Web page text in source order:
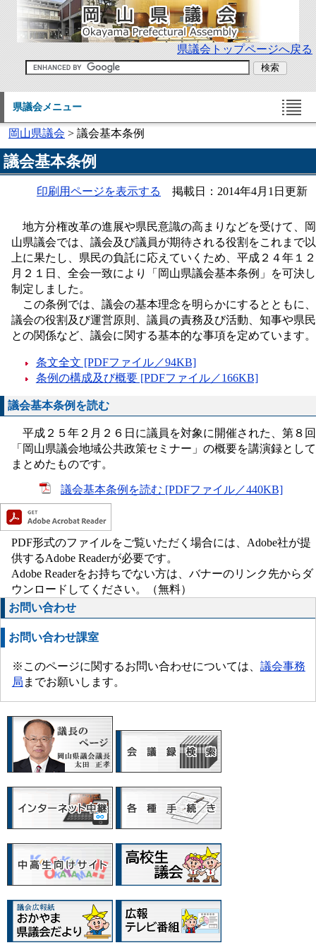
県議会トップページへ戻る
県議会メニュー
岡山県議会 > 議会基本条例
議会基本条例
印刷用ページを表示する 掲載日：2014年4月1日更新
地方分権改革の進展や県民意識の高まりなどを受けて、岡
山県議会では、議会及び議員が期待される役割をこれまで以
上に果たし、県民の負託に応えていくため、平成２４年１２
月２１日、全会一致により「岡山県議会基本条例」を可決し
制定しました。
この条例では、議会の基本理念を明らかにするとともに、
議会の役割及び運営原則、議員の責務及び活動、知事や県民
との関係など、議会に関する基本的な事項を定めています。
条文全文 [PDFファイル／94KB]
条例の構成及び概要 [PDFファイル／166KB]
議会基本条例を読む
平成２５年２月２６日に議員を対象に開催された、第８回
「岡山県議会地域公共政策セミナー」の概要を講演録として
まとめたものです。
議会基本条例を読む [PDFファイル／440KB]
PDF形式のファイルをご覧いただく場合には、Adobe社が提
供するAdobe Readerが必要です。
Adobe Readerをお持ちでない方は、バナーのリンク先からダ
ウンロードしてください。（無料）
お問い合わせ
お問い合わせ課室
※このページに関するお問い合わせについては、 議会事務
局 までお願いします。